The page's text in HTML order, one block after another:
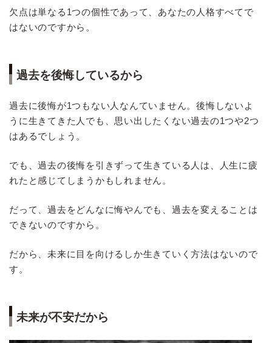
欠点は単なる1つの個性であって、あなたの人格すべてで
はないのですから。
過去を後悔しているから
過去に後悔が1つもない人なんていません。後悔しないよ
うに生きてきた人でも、思い出したくない過去の1つや2つ
はあるでしょう。
でも、過去の後悔を引きずって生きている人は、人生に疲
れたと感じてしまうかもしれません。
だって、過去をどんなに悔やんでも、過去を変えることは
できないのですから。
だから、未来に目を向けるしか生きていく方法はないので
す。
未来が不安だから